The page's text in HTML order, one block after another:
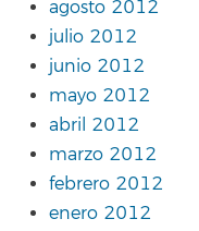
agosto 2012
julio 2012
junio 2012
mayo 2012
abril 2012
marzo 2012
febrero 2012
enero 2012